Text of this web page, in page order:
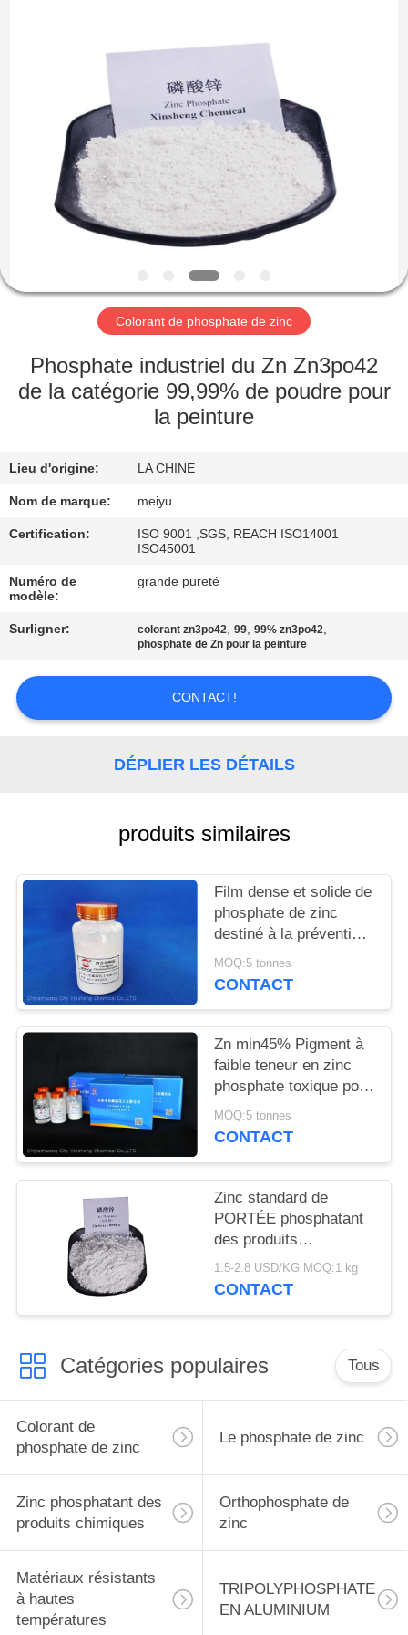
MAISON
PRODUITS
VIDÉOS
PROPOS
DE
VISITE
DE
L'USINE
CONTRÔLE
DE
QUALITÉ
CONTACTER
DEMANDEZ
DEVIS
SITE
POLICY
Colorant de phosphate de zinc
Phosphate industriel du Zn Zn3po42
de la catégorie 99,99% de poudre pour
la peinture
Lieu d'origine: LA CHINE
Nom de marque: meiyu
Certification:
ISO 9001 ,SGS, REACH ISO14001
ISO45001
Numéro de
modèle:
grande pureté
Surligner: colorant zn3po42,99,99% zn3po42,
phosphate de Zn pour la peinture
CONTACT!
DÉPLIER LES DÉTAILS
produits similaires
Film dense et solide de
phosphate de zinc
destiné à la prévention
de la corrosion des
métaux et au
MOQ:5 tonnes
CONTACT
Zn min45% Pigment à
faible teneur en zinc
phosphate toxique pour
des solutions
anticorrosion
MOQ:5 tonnes
CONTACT
Zinc standard de
PORTÉE phosphatant
des produits
chimiques, inhibiteur
de corrosion de
1.5-2.8 USD/KG MOQ:1 kg
CONTACT
Catégories populaires Tous
Colorant de
phosphate de zinc
Le phosphate de zinc
Zinc phosphatant des
produits chimiques
Orthophosphate de
zinc
Matériaux résistants
à hautes
températures
TRIPOLYPHOSPHATE
EN ALUMINIUM